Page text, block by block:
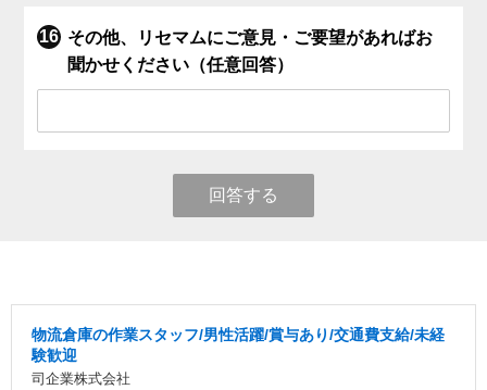
その他、リセマムにご意見・ご要望があればお
聞かせください（任意回答）
回答する
物流倉庫の作業スタッフ/男性活躍/賞与あり/交通費支給/未経
験歓迎
司企業株式会社